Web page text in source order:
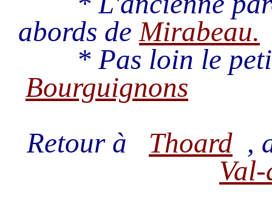
abords de Mirabeau.
* Pas loin le petit
Bourguignons
Retour à Thoard ,